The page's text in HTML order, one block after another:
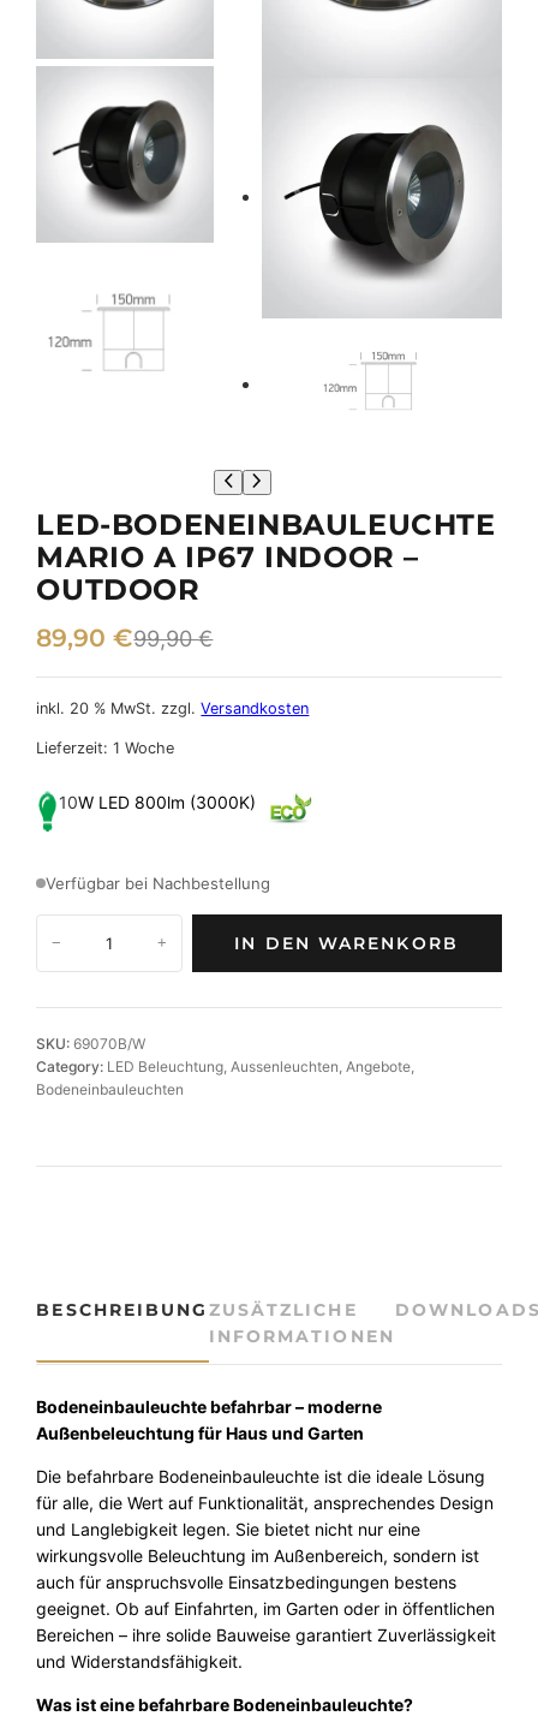
LED-BODENEINBAULEUCHTE
MARIO A IP67 INDOOR –
OUTDOOR
99,90€
U
r
s
p
r
ü
i
h
e
P
w
a
r
:
9
9
,
9
0
89,90€
A
k
t
u
e
l
P
e
i
i
9
,
9
0
€
.
inkl. 20 % MwSt. zzgl.Versandkosten
Lieferzeit:1 Woche
10W LED 800lm (3000K)
Verfügbar bei Nachbestellung
-
o
d
e
c
h
e
M
A
R
I
O
A
I
P
− + IN DEN WARENKORB
SKU: 69070B/W
Category: LED Beleuchtung Aussenleuchten Angebote
Bodeneinbauleuchten
BESCHREIBUNG ZUSÄTZLICHE
INFORMATIONEN
Bodeneinbauleuchte befahrbar – moderne
Außenbeleuchtung für Haus und Garten
Die befahrbare Bodeneinbauleuchte ist die ideale Lösung
für alle, die Wert auf Funktionalität, ansprechendes Design
und Langlebigkeit legen. Sie bietet nicht nur eine
wirkungsvolle Beleuchtung im Außenbereich, sondern ist
auch für anspruchsvolle Einsatzbedingungen bestens
geeignet. Ob auf Einfahrten, im Garten oder in öffentlichen
Bereichen – ihre solide Bauweise garantiert Zuverlässigkeit
und Widerstandsfähigkeit.
Was ist eine befahrbare Bodeneinbauleuchte?